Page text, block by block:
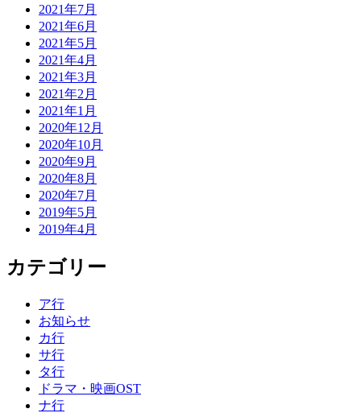
2021年7月
2021年6月
2021年5月
2021年4月
2021年3月
2021年2月
2021年1月
2020年12月
2020年10月
2020年9月
2020年8月
2020年7月
2019年5月
2019年4月
カテゴリー
ア行
お知らせ
カ行
サ行
タ行
ドラマ・映画OST
ナ行